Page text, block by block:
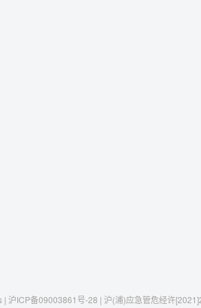
| 沪ICP备09003861号-28 | 沪(浦)应急管危经许